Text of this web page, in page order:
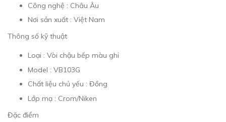
Công nghệ : Châu Âu
Nơi sản xuất : Việt Nam
Thông số kỹ thuật
Loại : Vòi chậu bếp màu ghi
Model : VB103G
Chất liệu chủ yếu : Đồng
Lớp mạ : Crom/Niken
Đặc điểm